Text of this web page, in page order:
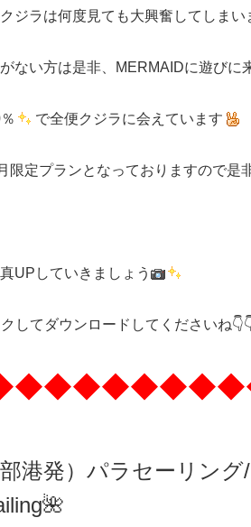
ジラは何度見ても大興奮してしまい
ない方は是非、MERMAIDに遊びに
で全便クジラに会えています
限定プランとなっておりますので
UPしていきましょう
してダウンロードしてくださいね
港発）パラセーリング
🌺